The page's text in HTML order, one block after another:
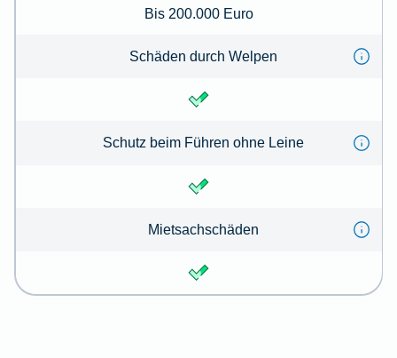
Bis 200.000 Euro
Schäden durch Welpen
Schutz beim Führen ohne Leine
Mietsachschäden